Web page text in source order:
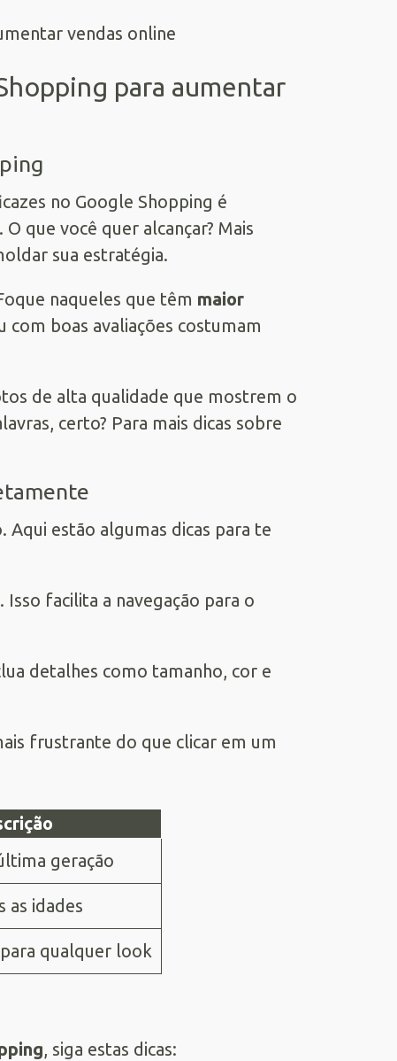
para aumentar
no Google Shopping é
. O que você quer alcançar? Mais
sua estratégia.
naqueles que têm maior
boas avaliações costumam
de alta qualidade que mostrem o
certo? Para mais dicas sobre
Aqui estão algumas dicas para te
facilita a navegação para o
detalhes como tamanho, cor e
frustrante do que clicar em um
geração
as idades
qualquer look
, siga estas dicas: